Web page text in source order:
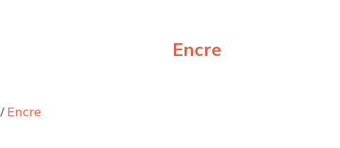
Encre
/ Encre